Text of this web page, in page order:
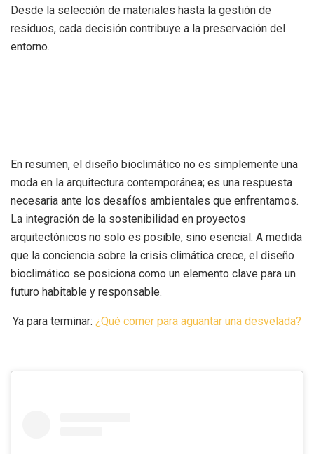
Desde la selección de materiales hasta la gestión de
residuos, cada decisión contribuye a la preservación del
entorno.
En resumen, el diseño bioclimático no es simplemente una
moda en la arquitectura contemporánea; es una respuesta
necesaria ante los desafíos ambientales que enfrentamos.
La integración de la sostenibilidad en proyectos
arquitectónicos no solo es posible, sino esencial. A medida
que la conciencia sobre la crisis climática crece, el diseño
bioclimático se posiciona como un elemento clave para un
futuro habitable y responsable.
Ya para terminar: ¿Qué comer para aguantar una desvelada?